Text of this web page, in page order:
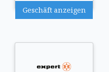
Geschäft anzeigen